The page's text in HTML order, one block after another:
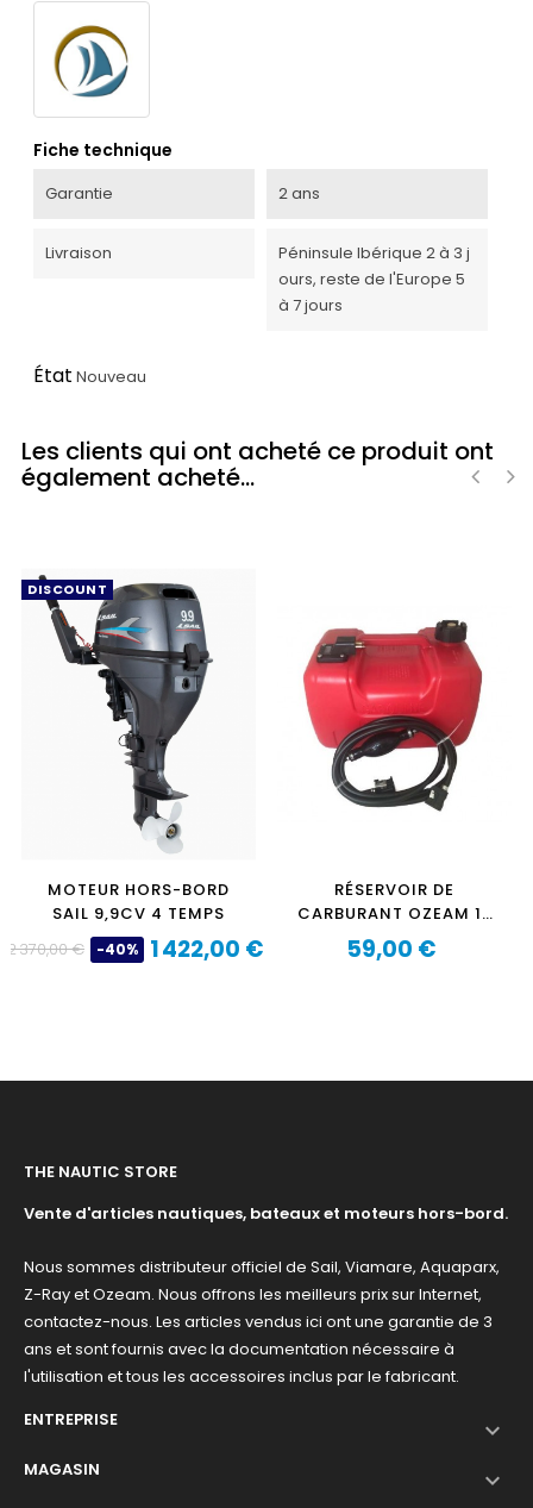
Fiche technique
Garantie 2 ans
Livraison
Péninsule Ibérique 2 à 3 j
ours, reste de l'Europe 5
à 7 jours
État Nouveau
Les clients qui ont acheté ce produit ont
également acheté...
DISCOUNT
MOTEUR HORS-BORD
SAIL 9,9CV 4 TEMPS
Prix
2 370,00 € -40%
Prix1 422,00 €
RÉSERVOIR DE
CARBURANT OZEAM 12
LITRES AVEC DURITE ET
POIRE
Prix
59,00 €
THE NAUTIC STORE
Vente d'articles nautiques, bateaux et moteurs hors-bord.
Nous sommes distributeur officiel de Sail, Viamare, Aquaparx,
Z-Ray et Ozeam. Nous offrons les meilleurs prix sur Internet,
contactez-nous. Les articles vendus ici ont une garantie de 3
ans et sont fournis avec la documentation nécessaire à
l'utilisation et tous les accessoires inclus par le fabricant.
ENTREPRISE

MAGASIN 